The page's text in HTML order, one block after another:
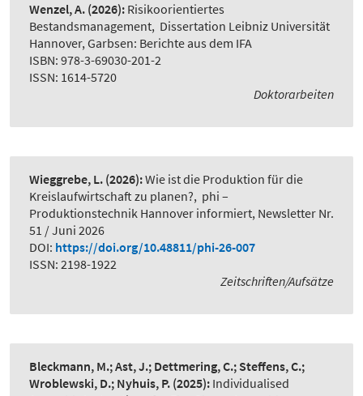
Wenzel, A. (2026): Risikoorientiertes
Bestandsmanagement, Dissertation Leibniz Universität
Hannover, Garbsen: Berichte aus dem IFA
ISBN: 978-3-69030-201-2
ISSN: 1614-5720
Doktorarbeiten
Wieggrebe, L. (2026):Wie ist die Produktion für die
Kreislaufwirtschaft zu planen?, phi –
Produktionstechnik Hannover informiert, Newsletter Nr.
51 / Juni 2026
DOI: https://doi.org/10.48811/phi-26-007
ISSN: 2198-1922
Zeitschriften/Aufsätze
Bleckmann, M.; Ast, J.; Dettmering, C.; Steffens, C.;
Wroblewski, D.; Nyhuis, P. (2025): Individualised